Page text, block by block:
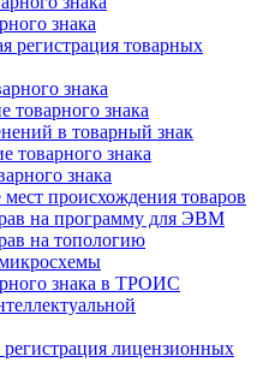
знака
регистрация товарных
знака
товарного знака
в товарный знак
товарного знака
знака
происхождения товаров
на программу для ЭВМ
на топологию
знака в ТРОИС
лицензионных